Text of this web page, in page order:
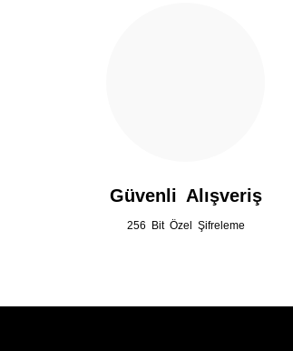
Güvenli Alışveriş
256 Bit Özel Şifreleme